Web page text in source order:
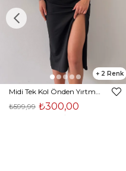
2
₺300,00
₺599,99